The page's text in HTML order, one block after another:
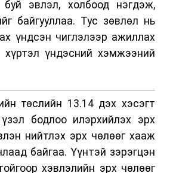
эвлэл, холбоод нэгдэж,
байгууллаа. Тус зөвлөл нь
үндсэн чиглэлээр ажиллах
хүртэл үндэсний хэмжээний
төслийн 13.14 дэх хэсэгт
бодлоо илэрхийлэх эрх
нийтлэх эрх чөлөөг хааж
байгаа. Үүнтэй зэрэгцэн
хэвлэлийн эрх чөлөөг